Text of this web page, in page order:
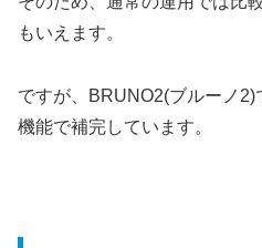
もいえます。
ですが、BRUNO2(ブルーノ
機能で補完しています。